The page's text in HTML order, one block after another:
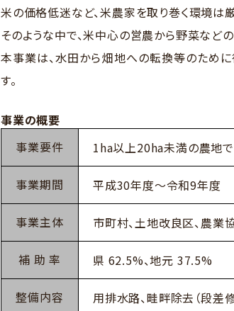
米の価格低迷など、米農家を取り巻く環境は
そのような中で、米中心の営農から野菜など
本事業は、水田から畑地への転換等のため
す。
事業の概要
事業要件
1ha以上20ha未満の農地
事業期間 平成30年度～令和9年度
事業主体 市町村、土地改良区、農業
補 助 率 県 62.5%、地元 37.5%
整備内容 用排水路、畦畔除去（段差